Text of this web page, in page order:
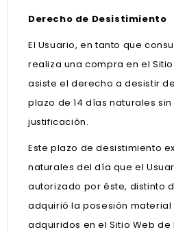
Derecho de Desistimiento
El Usuario, en tanto que
realiza una compra en el
asiste el derecho a desistir
plazo de 14 días naturales
justificación.
Este plazo de desistimiento
naturales del día que el
autorizado por éste, distinto
adquirió la posesión material
adquiridos en el Sitio Web de